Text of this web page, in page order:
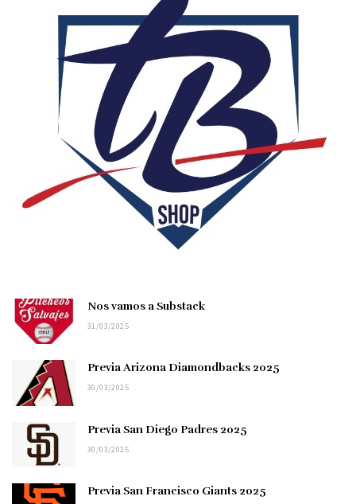
Nos vamos a Substack
31/03/2025
Previa Arizona Diamondbacks 2025
30/03/2025
Previa San Diego Padres 2025
30/03/2025
Previa San Francisco Giants 2025